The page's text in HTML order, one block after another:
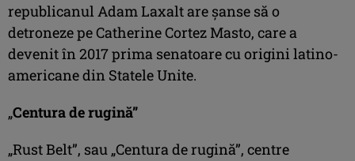
republicanul Adam Laxalt are şanse să o
detroneze pe Catherine Cortez Masto, care a
devenit în 2017 prima senatoare cu origini latino-
americane din Statele Unite.
„Centura de rugină”
„Rust Belt”, sau „Centura de rugină”, centre